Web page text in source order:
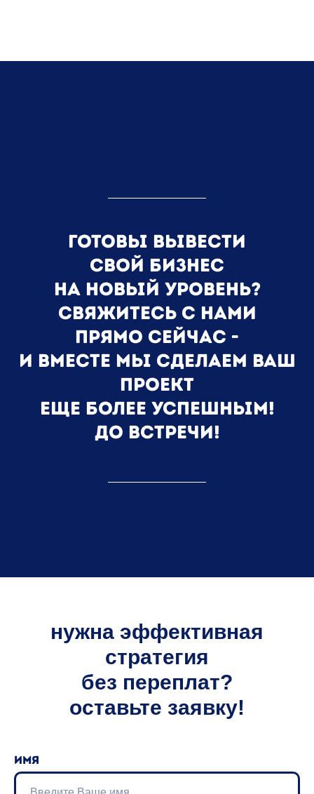
готовы вывести
свой бизнес
на новый уровень?
свяжитесь с нами
прямо сейчас -
и вместе мы сделаем ваш
проект
еще более успешным!
до встречи!
нужна эффективная
стратегия
без переплат?
оставьте заявку!
Имя